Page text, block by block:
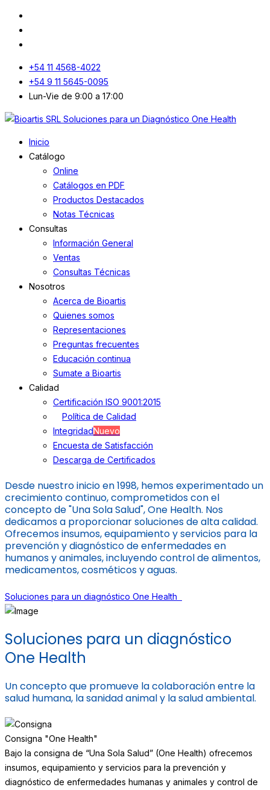
+54 11 4568-4022
+54 9 11 5645-0095
Lun-Vie de 9:00 a 17:00
Inicio
Catálogo
Online
Catálogos en PDF
Productos Destacados
Notas Técnicas
Consultas
Información General
Ventas
Consultas Técnicas
Nosotros
Acerca de Bioartis
Quienes somos
Representaciones
Preguntas frecuentes
Educación continua
Sumate a Bioartis
Calidad
Certificación ISO 9001:2015
Política de Calidad
IntegridadNuevo
Encuesta de Satisfacción
Descarga de Certificados
Desde nuestro inicio en 1998, hemos experimentado un
crecimiento continuo, comprometidos con el
concepto de "Una Sola Salud", One Health. Nos
dedicamos a proporcionar soluciones de alta calidad.
Ofrecemos insumos, equipamiento y servicios para la
prevención y diagnóstico de enfermedades en
humanos y animales, incluyendo control de alimentos,
medicamentos, cosméticos y aguas.
Soluciones para un diagnóstico One Health
Soluciones para un diagnóstico
One Health
Un concepto que promueve la colaboración entre la
salud humana, la sanidad animal y la salud ambiental.
Consigna "One Health"
Bajo la consigna de “Una Sola Salud” (One Health) ofrecemos
insumos, equipamiento y servicios para la prevención y
diagnóstico de enfermedades humanas y animales y control de